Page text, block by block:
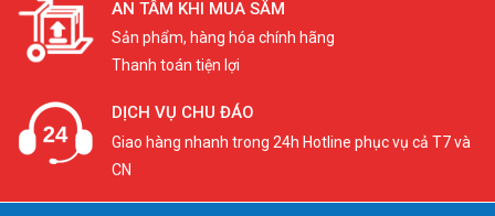
AN TÂM KHI MUA SẮM
Sản phẩm, hàng hóa chính hãng
Thanh toán tiện lợi
DỊCH VỤ CHU ĐÁO
Giao hàng nhanh trong 24h Hotline phục vụ cả T7 và
CN